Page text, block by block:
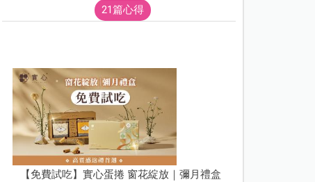
21篇心得
【免費試吃】實心蛋捲 窗花綻放｜彌月禮盒